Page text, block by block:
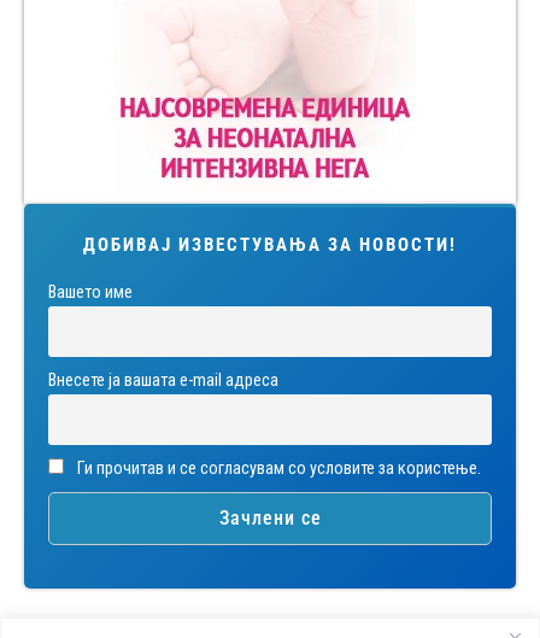
ДОБИВАЈ ИЗВЕСТУВАЊА ЗА НОВОСТИ!
Вашето име
Внесете ја вашата е-mail адреса
Ги прочитав и се согласувам со условите за користење.